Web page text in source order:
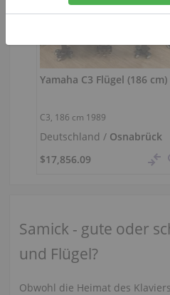
C3, 186 cm 1989
Deutschland / Osnabrück
$17,856.09
Samick - gute oder
und Flügel?
Obwohl die Heimat des